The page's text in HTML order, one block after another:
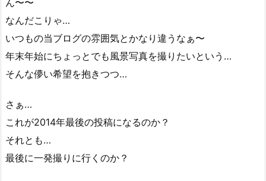
なんだこりゃ…
いつもの当ブログの雰囲気とかなり違うなぁ〜
年末年始にちょっとでも風景写真を撮りたいという…
そんな儚い希望を抱きつつ…
さぁ…
これが2014年最後の投稿になるのか？
それとも…
最後に一発撮りに行くのか？